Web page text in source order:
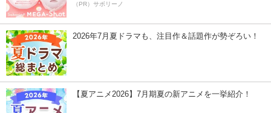
（PR）サボリーノ
2026年7月夏ドラマも、注目作＆話題作が勢ぞろい！
【夏アニメ2026】7月期夏の新アニメを一挙紹介！